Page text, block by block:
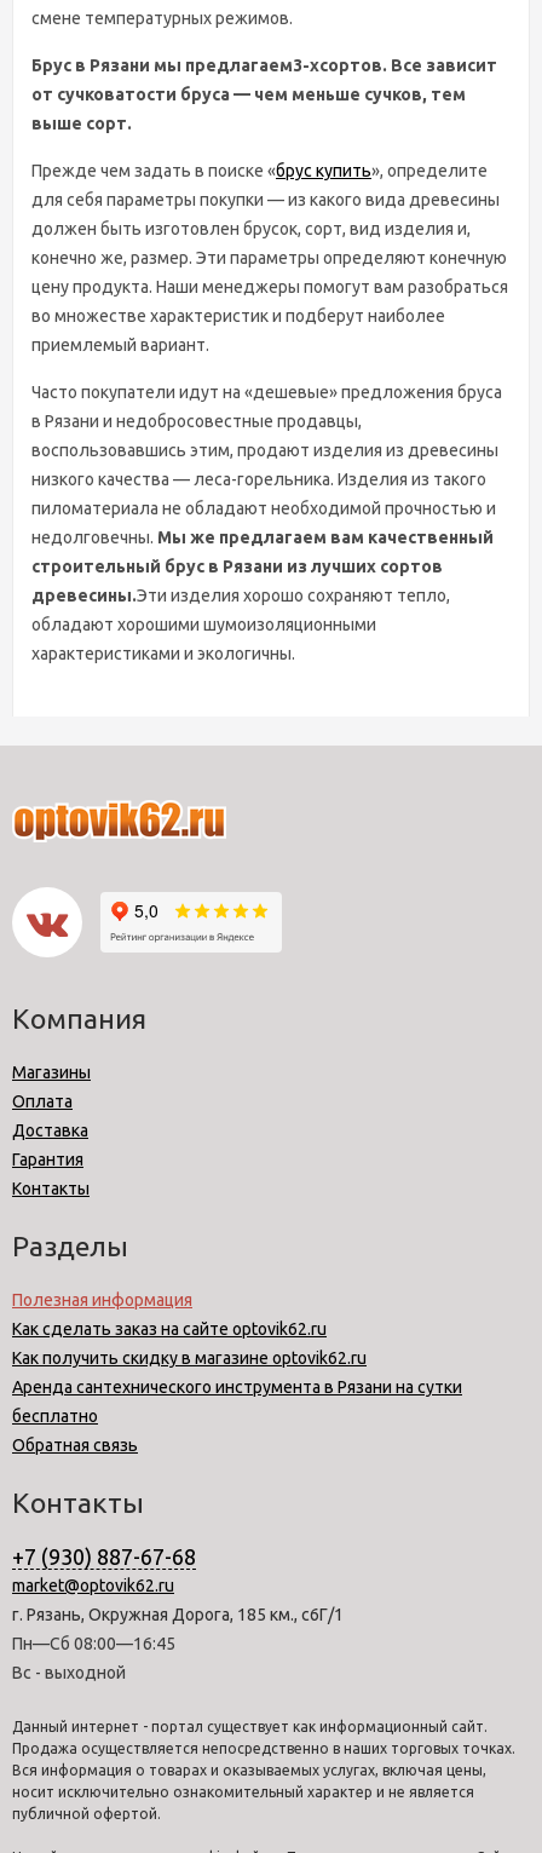
смене температурных режимов.
Брус в Рязани мы предлагаем3-хсортов. Все зависит
от сучковатости бруса — чем меньше сучков, тем
выше сорт.
Прежде чем задать в поиске «брус купить», определите
для себя параметры покупки — из какого вида древесины
должен быть изготовлен брусок, сорт, вид изделия и,
конечно же, размер. Эти параметры определяют конечную
цену продукта. Наши менеджеры помогут вам разобраться
во множестве характеристик и подберут наиболее
приемлемый вариант.
Часто покупатели идут на «дешевые» предложения бруса
в Рязани и недобросовестные продавцы,
воспользовавшись этим, продают изделия из древесины
низкого качества — леса-горельника. Изделия из такого
пиломатериала не обладают необходимой прочностью и
недолговечны. Мы же предлагаем вам качественный
строительный брус в Рязани из лучших сортов
древесины.Эти изделия хорошо сохраняют тепло,
обладают хорошими шумоизоляционными
характеристиками и экологичны.
Компания
Магазины
Оплата
Доставка
Гарантия
Контакты
Разделы
Полезная информация
Как сделать заказ на сайте optovik62.ru
Как получить скидку в магазине optovik62.ru
Аренда сантехнического инструмента в Рязани на сутки
бесплатно
Обратная связь
Контакты
+7 (930) 887-67-68
market@optovik62.ru
г. Рязань, Окружная Дорога, 185 км., с6Г/1
Пн—Сб 08:00—16:45
Вс - выходной
Данный интернет - портал существует как информационный сайт.
Продажа осуществляется непосредственно в наших торговых точках.
Вся информация о товарах и оказываемых услугах, включая цены,
носит исключительно ознакомительный характер и не является
публичной офертой.